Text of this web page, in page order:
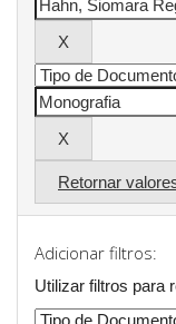
Retornar
Adicionar filtros:
Utilizar filtros para